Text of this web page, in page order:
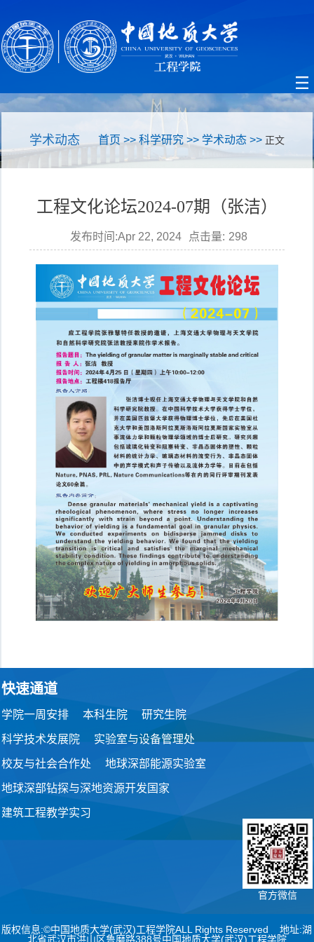
学术动态 首页 >> 科学研究 >> 学术动态 >>正文
工程文化论坛2024-07期（张洁）
发布时间:Apr 22, 2024 点击量: 298
快速通道
学院一周安排 本科生院 研究生院
科学技术发展院 实验室与设备管理处
校友与社会合作处 地球深部能源实验室
地球深部钻探与深地资源开发国家
建筑工程教学实习
官方微信
版权信息:©中国地质大学(武汉)工程学院ALL Rights Reserved 地址:湖
北省武汉市洪山区鲁磨路388号中国地质大学(武汉)工程学院